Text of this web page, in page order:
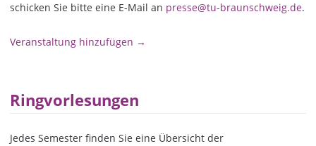
schicken Sie bitte eine E-Mail an presse@tu-braunschweig.de.
Veranstaltung hinzufügen →
Ringvorlesungen
Jedes Semester finden Sie eine Übersicht der